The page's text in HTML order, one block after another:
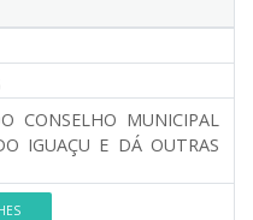
CONSELHO MUNICIPAL
IGUAÇU E DÁ OUTRAS